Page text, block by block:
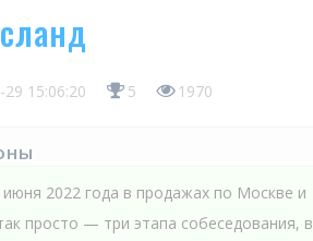
15:06:20 5 1970
2022 года в продажах по Москве и
просто — три этапа собеседования, в